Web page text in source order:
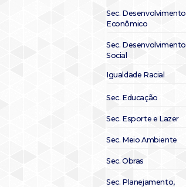
Sec. Desenvolvimento
Econômico
Sec. Desenvolvimento
Social
Igualdade Racial
Sec. Educação
Sec. Esporte e Lazer
Sec. Meio Ambiente
Sec. Obras
Sec. Planejamento,